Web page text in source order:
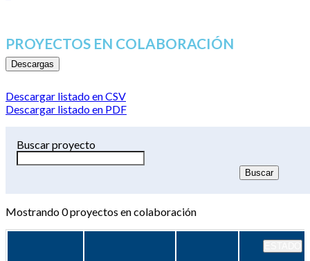
PROYECTOS EN COLABORACIÓN
Descargas
Descargar listado en CSV
Descargar listado en PDF
Buscar proyecto
Mostrando0proyectos en colaboración